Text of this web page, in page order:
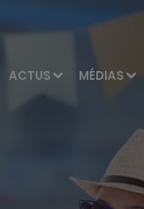
ACTUS MÉDIAS